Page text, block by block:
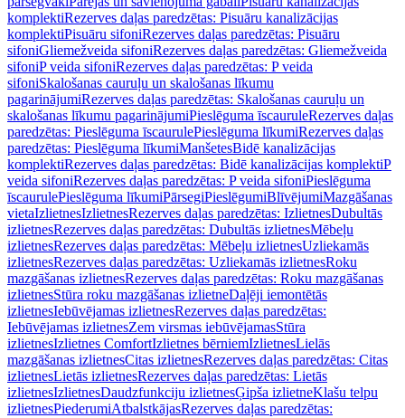
komplektiRezerves daļas paredzētas: Pisuāru kanalizācijas
komplektiPisuāru sifoniRezerves daļas paredzētas: Pisuāru
sifoniGliemežveida sifoniRezerves daļas paredzētas: Gliemežveida
sifoniP veida sifoniRezerves daļas paredzētas: P veida
sifoniSkalošanas cauruļu un skalošanas līkumu
pagarinājumiRezerves daļas paredzētas: Skalošanas cauruļu un
skalošanas līkumu pagarinājumiPieslēguma īscauruleRezerves daļas
paredzētas: Pieslēguma īscaurulePieslēguma līkumiRezerves daļas
paredzētas: Pieslēguma līkumiManšetesBidē kanalizācijas
komplektiRezerves daļas paredzētas: Bidē kanalizācijas komplektiP
veida sifoniRezerves daļas paredzētas: P veida sifoniPieslēguma
īscaurulePieslēguma līkumiPārsegiPieslēgumiBlīvējumiMazgāšanas
vietaIzlietnesIzlietnesRezerves daļas paredzētas: IzlietnesDubultās
izlietnesRezerves daļas paredzētas: Dubultās izlietnesMēbeļu
izlietnesRezerves daļas paredzētas: Mēbeļu izlietnesUzliekamās
izlietnesRezerves daļas paredzētas: Uzliekamās izlietnesRoku
mazgāšanas izlietnesRezerves daļas paredzētas: Roku mazgāšanas
izlietnesStūra roku mazgāšanas izlietneDaļēji iemontētās
izlietnesIebūvējamas izlietnesRezerves daļas paredzētas:
Iebūvējamas izlietnesZem virsmas iebūvējamasStūra
izlietnesIzlietnes ComfortIzlietnes bērniemIzlietnesLielās
mazgāšanas izlietnesCitas izlietnesRezerves daļas paredzētas: Citas
izlietnesLietās izlietnesRezerves daļas paredzētas: Lietās
izlietnesIzlietnesDaudzfunkciju izlietnesĢipša izlietneKlašu telpu
izlietnesPiederumiAtbalstkājasRezerves daļas paredzētas: